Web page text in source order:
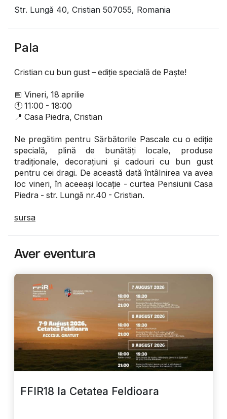
Str. Lungă 40, Cristian 507055, Romania
Pala
Cristian cu bun gust – ediție specială de Paște!
📅 Vineri, 18 aprilie
🕚 11:00 - 18:00
📍 Casa Piedra, Cristian
Ne pregătim pentru Sărbătorile Pascale cu o ediție
specială, plină de bunătăți locale, produse
tradiționale, decorațiuni și cadouri cu bun gust
pentru cei dragi. De această dată întâlnirea va avea
loc vineri, în aceeași locație - curtea Pensiunii Casa
Piedra - str. Lungă nr.40 - Cristian.
sursa
Aver eventura
FFIR18 la Cetatea Feldioara